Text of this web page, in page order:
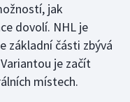
jak
dovolí. NHL je
základní části zbývá
je začít
místech.